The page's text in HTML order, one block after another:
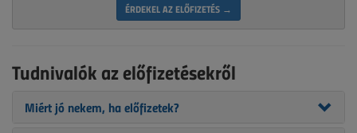
ÉRDEKEL AZ ELŐFIZETÉS →
Tudnivalók az előfizetésekről
Miért jó nekem, ha előfizetek?